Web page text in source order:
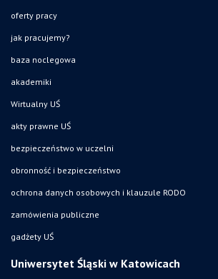
oferty pracy
jak pracujemy?
baza noclegowa
akademiki
Wirtualny UŚ
akty prawne UŚ
bezpieczeństwo w uczelni
obronność i bezpieczeństwo
ochrona danych osobowych i klauzule RODO
zamówienia publiczne
gadżety UŚ
Uniwersytet Śląski w Katowicach